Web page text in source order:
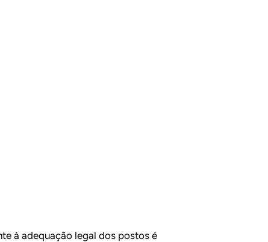
à adequação legal dos postos é